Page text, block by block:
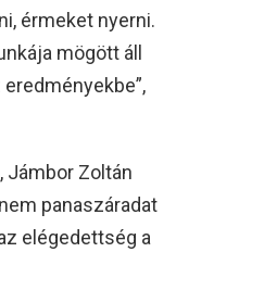
érmeket nyerni.
mögött áll
Jámbor Zoltán
panaszáradat
elégedettség a